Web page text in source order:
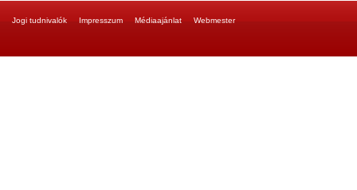
Jogi tudnivalók Impresszum Médiaajánlat Webmester